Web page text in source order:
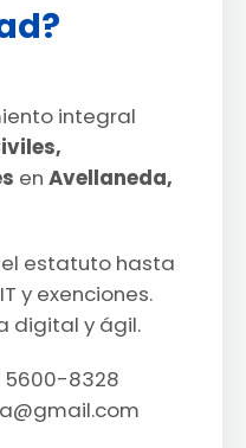
integral
en Avellaneda,
estatuto hasta
y exenciones.
digital y ágil.
5600-8328